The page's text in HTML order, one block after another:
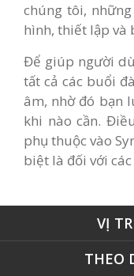
chúng tôi,
hình, thiết lập và
Để giúp người
tất cả các buổi
âm, nhờ đó bạn
khi nào cần.
phụ thuộc vào
biệt là đối với
VỊ
THEO